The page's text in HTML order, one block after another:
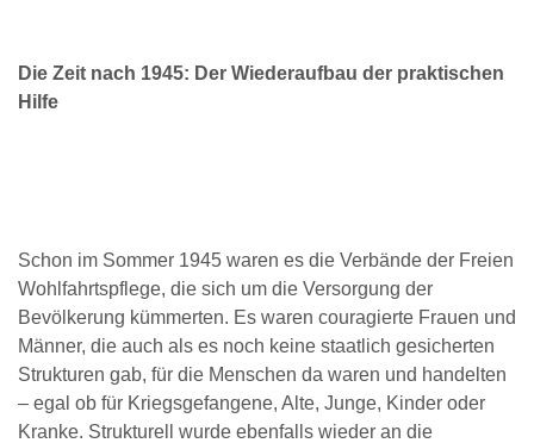
Die Zeit nach 1945: Der Wiederaufbau der praktischen
Hilfe
Schon im Sommer 1945 waren es die Verbände der Freien
Wohlfahrtspflege, die sich um die Versorgung der
Bevölkerung kümmerten. Es waren couragierte Frauen und
Männer, die auch als es noch keine staatlich gesicherten
Strukturen gab, für die Menschen da waren und handelten
– egal ob für Kriegsgefangene, Alte, Junge, Kinder oder
Kranke. Strukturell wurde ebenfalls wieder an die